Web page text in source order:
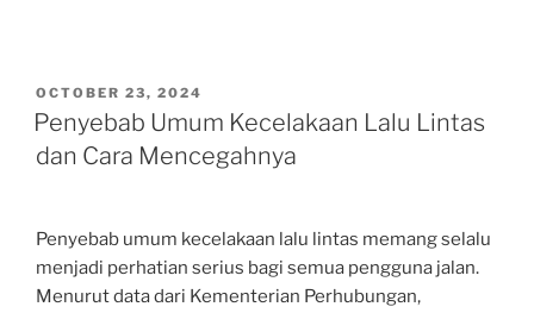
POSTED
ON
OCTOBER 23, 2024
Penyebab Umum Kecelakaan Lalu Lintas
dan Cara Mencegahnya
Penyebab umum kecelakaan lalu lintas memang selalu
menjadi perhatian serius bagi semua pengguna jalan.
Menurut data dari Kementerian Perhubungan,